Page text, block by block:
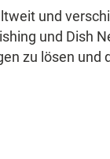
und
und Dish
zu lösen und